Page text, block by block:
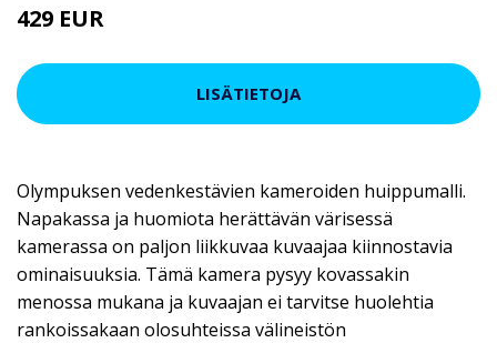
429 EUR
LISÄTIETOJA
Olympuksen vedenkestävien kameroiden huippumalli.
Napakassa ja huomiota herättävän värisessä
kamerassa on paljon liikkuvaa kuvaajaa kiinnostavia
ominaisuuksia. Tämä kamera pysyy kovassakin
menossa mukana ja kuvaajan ei tarvitse huolehtia
rankoissakaan olosuhteissa välineistön